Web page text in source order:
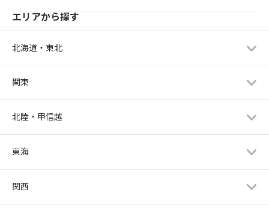
エリアから探す
北海道・東北
関東
北陸・甲信越
東海
関西